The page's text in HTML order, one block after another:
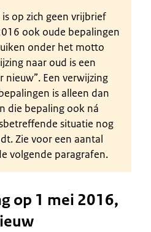
is op zich geen vrijbrief
ook oude bepalingen
onder het motto
naar oud is een
nieuw”. Een verwijzing
is alleen dan
die bepaling ook ná
situatie nog
Zie voor een aantal
volgende paragrafen.
op 1 mei 2016,